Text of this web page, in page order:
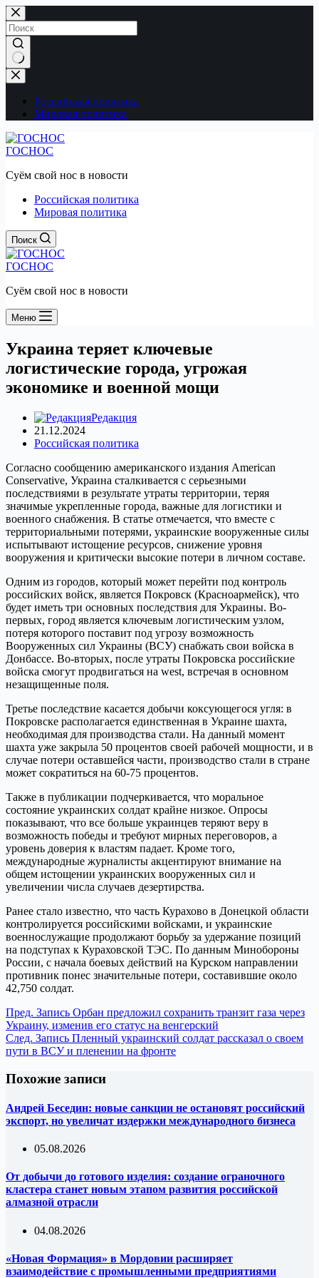
Перейти
к
сути
Ничего
не
найденоРоссийская политика
Мировая политика
ГОСНОС
Суём свой нос в новости
Российская политика
Мировая политика
Поиск
ГОСНОС
Суём свой нос в новости
Меню
Украина теряет ключевые
логистические города, угрожая
экономике и военной мощи
Редакция
21.12.2024
Российская политика
Согласно сообщению американского издания American
Conservative, Украина сталкивается с серьезными
последствиями в результате утраты территории, теряя
значимые укрепленные города, важные для логистики и
военного снабжения. В статье отмечается, что вместе с
территориальными потерями, украинские вооруженные силы
испытывают истощение ресурсов, снижение уровня
вооружения и критически высокие потери в личном составе.
Одним из городов, который может перейти под контроль
российских войск, является Покровск (Красноармейск), что
будет иметь три основных последствия для Украины. Во-
первых, город является ключевым логистическим узлом,
потеря которого поставит под угрозу возможность
Вооруженных сил Украины (ВСУ) снабжать свои войска в
Донбассе. Во-вторых, после утраты Покровска российские
войска смогут продвигаться на west, встречая в основном
незащищенные поля.
Третье последствие касается добычи коксующегося угля: в
Покровске располагается единственная в Украине шахта,
необходимая для производства стали. На данный момент
шахта уже закрыла 50 процентов своей рабочей мощности, и в
случае потери оставшейся части, производство стали в стране
может сократиться на 60-75 процентов.
Также в публикации подчеркивается, что моральное
состояние украинских солдат крайне низкое. Опросы
показывают, что все больше украинцев теряют веру в
возможность победы и требуют мирных переговоров, а
уровень доверия к властям падает. Кроме того,
международные журналисты акцентируют внимание на
общем истощении украинских вооруженных сил и
увеличении числа случаев дезертирства.
Ранее стало известно, что часть Курахово в Донецкой области
контролируется российскими войсками, и украинские
военнослужащие продолжают борьбу за удержание позиций
на подступах к Кураховской ТЭС. По данным Минобороны
России, с начала боевых действий на Курском направлении
противник понес значительные потери, составившие около
42,750 солдат.
Пред. Запись Орбан предложил сохранить транзит газа через
Украину, изменив его статус на венгерский
След. Запись Пленный украинский солдат рассказал о своем
пути в ВСУ и пленении на фронте
Похожие записи
Андрей Беседин: новые санкции не остановят российский
экспорт, но увеличат издержки международного бизнеса
05.08.2026
От добычи до готового изделия: создание ограночного
кластера станет новым этапом развития российской
алмазной отрасли
04.08.2026
«Новая Формация» в Мордовии расширяет
взаимодействие с промышленными предприятиями